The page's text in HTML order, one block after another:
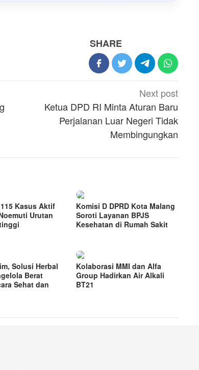
SHARE
Next post
Ketua DPD RI Minta Aturan Baru
Perjalanan Luar Negeri Tidak
Membingungkan
Kasus Aktif
Urutan
Komisi D DPRD Kota Malang
Soroti Layanan BPJS
Kesehatan di Rumah Sakit
Solusi Herbal
Berat
Sehat dan
Kolaborasi MMI dan Alfa
Group Hadirkan Air Alkali
BT21